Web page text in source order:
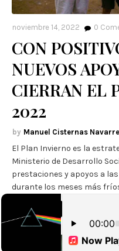
noviembre 14, 2022 0
CON
NUEVOS
CIERRAN EL
2022
Manuel Cisternas
El Plan Invierno es la
Ministerio de Desarrollo
prestaciones y apoyos a
durante los meses más
Leer más